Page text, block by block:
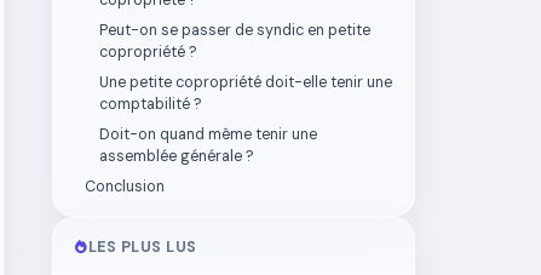
Peut-on se passer de syndic en petite
copropriété ?
Une petite copropriété doit-elle tenir une
comptabilité ?
Doit-on quand même tenir une
assemblée générale ?
Conclusion
LES PLUS LUS